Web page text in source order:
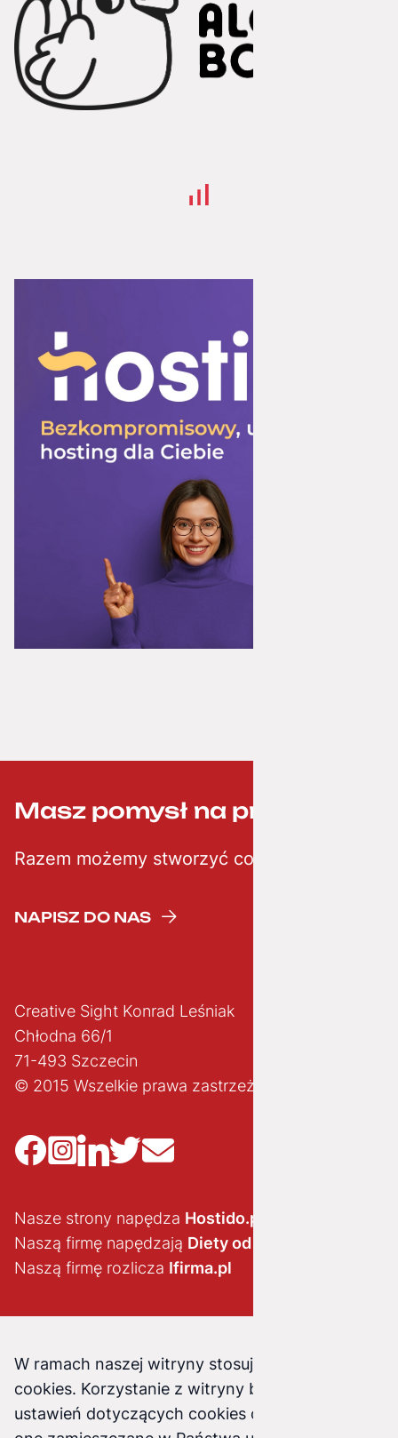
Masz pomysł na projekt? ;-)
Razem możemy stworzyć coś kreatywnego
NAPISZ DO NAS
Creative Sight Konrad Leśniak
Chłodna 66/1
71-493 Szczecin
© 2015 Wszelkie prawa zastrzeżone
Nasze strony napędza Hostido.pl
Naszą firmę napędzają Diety od brokuła
Naszą firmę rozlicza Ifirma.pl
W ramach naszej witryny stosujemy pliki
cookies. Korzystanie z witryny bez zmiany
ustawień dotyczących cookies oznacza, że będą